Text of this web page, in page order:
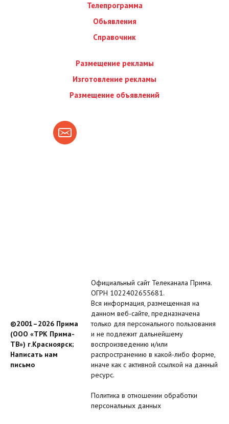
Телепрограмма
Обьявления
Справочник
Размещение рекламы
Изготовление рекламы
Размещение объявлений
©2001–2026 Прима
(ООО «ТРК Прима-
ТВ») г.Красноярск;
Написать нам
письмо
Официальный сайт Телеканала Прима.
ОГРН 1022402655681.
Вся информация, размещенная на
данном веб-сайте, предназначена
только для персонального пользования
и не подлежит дальнейшему
воспроизведению и/или
распространению в какой-либо форме,
иначе как с активной ссылкой на данный
ресурс.
Политика в отношении обработки
персональных данных